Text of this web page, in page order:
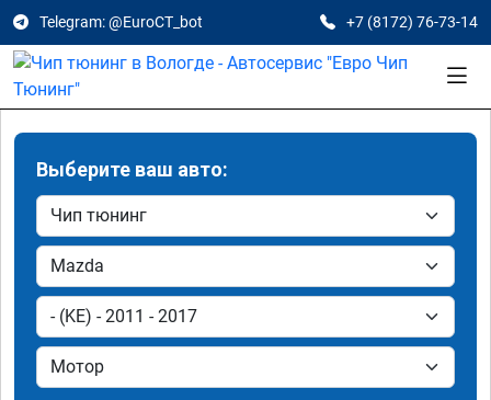
Telegram: @EuroCT_bot +7 (8172) 76-73-14
Выберите ваш авто: